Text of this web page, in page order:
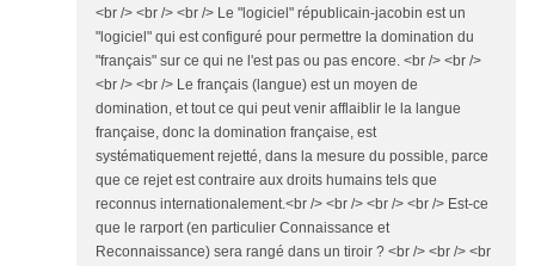
<br /> <br /> <br /> Le "logiciel" républicain-jacobin est un
"logiciel" qui est configuré pour permettre la domination du
"français" sur ce qui ne l'est pas ou pas encore. <br /> <br />
<br /> <br /> Le français (langue) est un moyen de
domination, et tout ce qui peut venir afflaiblir le la langue
française, donc la domination française, est
systématiquement rejetté, dans la mesure du possible, parce
que ce rejet est contraire aux droits humains tels que
reconnus internationalement.<br /> <br /> <br /> <br /> Est-ce
que le rarport (en particulier Connaissance et
Reconnaissance) sera rangé dans un tiroir ? <br /> <br /> <br